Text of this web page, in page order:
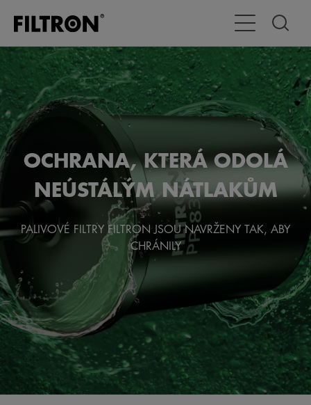
Přepnout
OCHRANA, KTERÁ ODOLÁ
NEÚSTÁLÝM NÁTLAKŮM
PALIVOVÉ FILTRY FILTRON JSOU NAVRŽENY TAK, ABY
CHRÁNILY